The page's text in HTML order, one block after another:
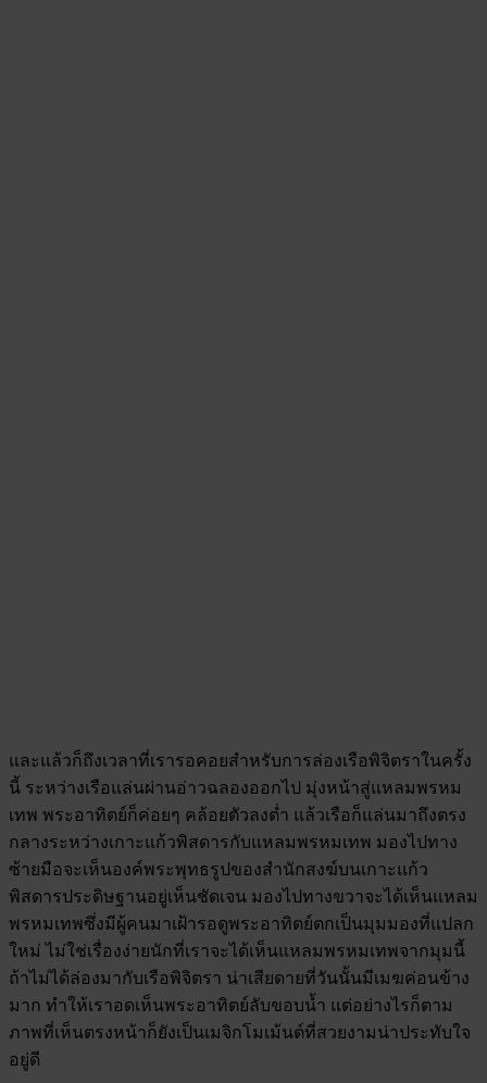
และแล้วก็ถึงเวลาที่เรารอคอยสำหรับการล่องเรือพิจิตราในครั้ง
นี้ ระหว่างเรือแล่นผ่านอ่าวฉลองออกไป มุ่งหน้าสู่แหลมพรหม
เทพ พระอาทิตย์ก็ค่อยๆ คล้อยตัวลงต่ำ แล้วเรือก็แล่นมาถึงตรง
กลางระหว่างเกาะแก้วพิสดารกับแหลมพรหมเทพ มองไปทาง
ซ้ายมือจะเห็นองค์พระพุทธรูปของสำนักสงฆ์บนเกาะแก้ว
พิสดารประดิษฐานอยู่เห็นชัดเจน มองไปทางขวาจะได้เห็นแหลม
พรหมเทพซึ่งมีผู้คนมาเฝ้ารอดูพระอาทิตย์ตกเป็นมุมมองที่แปลก
ใหม่ ไม่ใช่เรื่องง่ายนักที่เราจะได้เห็นแหลมพรหมเทพจากมุมนี้
ถ้าไม่ได้ล่องมากับเรือพิจิตรา น่าเสียดายที่วันนั้นมีเมฆค่อนข้าง
มาก ทำให้เราอดเห็นพระอาทิตย์ลับขอบน้ำ แต่อย่างไรก็ตาม
ภาพที่เห็นตรงหน้าก็ยังเป็นเมจิกโมเม้นต์ที่สวยงามน่าประทับใจ
อยู่ดี